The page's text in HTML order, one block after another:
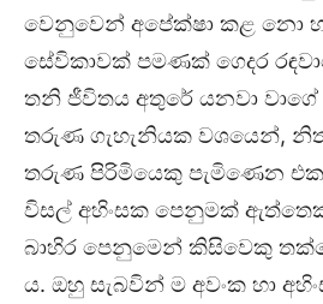
වෙනුවෙන් අපේක්ෂා කළ නො
සේවිකාවක් පමණක් ගෙදර
තනි ජීවිතය අතුරේ යනවා
තරුණ ගැහැනියක වශයෙන්,
තරුණ පිරිමියෙකු පැමිණෙන එක
විසල් අහිංසක පෙනුමක්
බාහිර පෙනුමෙන් කිසිවෙකු
ය. ඔහු සැබවින් ම අවංක හා